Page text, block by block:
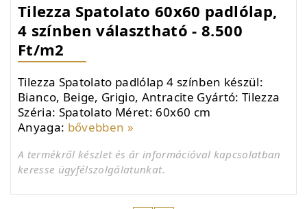
Tilezza Spatolato 60x60 padlólap,
4 színben választható - 8.500
Ft/m2
Tilezza Spatolato padlólap 4 színben készül:
Bianco, Beige, Grigio, Antracite Gyártó: Tilezza
Széria: Spatolato Méret: 60x60 cm
Anyaga: bővebben »
A termékről készlet és ár információval kapcsolatban
keresse ügyfélszolgálatunkat.